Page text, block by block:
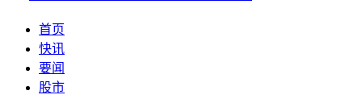
首页
快讯
要闻
股市